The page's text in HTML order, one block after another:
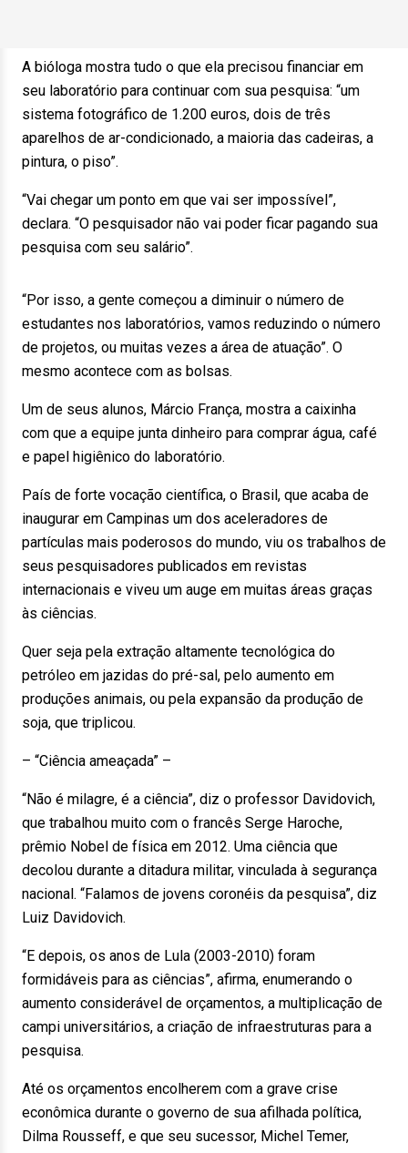
A bióloga mostra tudo o que ela precisou financiar em
seu laboratório para continuar com sua pesquisa: “um
sistema fotográfico de 1.200 euros, dois de três
aparelhos de ar-condicionado, a maioria das cadeiras, a
pintura, o piso”.
“Vai chegar um ponto em que vai ser impossível”,
declara. “O pesquisador não vai poder ficar pagando sua
pesquisa com seu salário”.
“Por isso, a gente começou a diminuir o número de
estudantes nos laboratórios, vamos reduzindo o número
de projetos, ou muitas vezes a área de atuação”. O
mesmo acontece com as bolsas.
Um de seus alunos, Márcio França, mostra a caixinha
com que a equipe junta dinheiro para comprar água, café
e papel higiênico do laboratório.
País de forte vocação científica, o Brasil, que acaba de
inaugurar em Campinas um dos aceleradores de
partículas mais poderosos do mundo, viu os trabalhos de
seus pesquisadores publicados em revistas
internacionais e viveu um auge em muitas áreas graças
às ciências.
Quer seja pela extração altamente tecnológica do
petróleo em jazidas do pré-sal, pelo aumento em
produções animais, ou pela expansão da produção de
soja, que triplicou.
– “Ciência ameaçada” –
“Não é milagre, é a ciência”, diz o professor Davidovich,
que trabalhou muito com o francês Serge Haroche,
prêmio Nobel de física em 2012. Uma ciência que
decolou durante a ditadura militar, vinculada à segurança
nacional. “Falamos de jovens coronéis da pesquisa”, diz
Luiz Davidovich.
“E depois, os anos de Lula (2003-2010) foram
formidáveis para as ciências”, afirma, enumerando o
aumento considerável de orçamentos, a multiplicação de
campi universitários, a criação de infraestruturas para a
pesquisa.
Até os orçamentos encolherem com a grave crise
econômica durante o governo de sua afilhada política,
Dilma Rousseff, e que seu sucessor, Michel Temer,